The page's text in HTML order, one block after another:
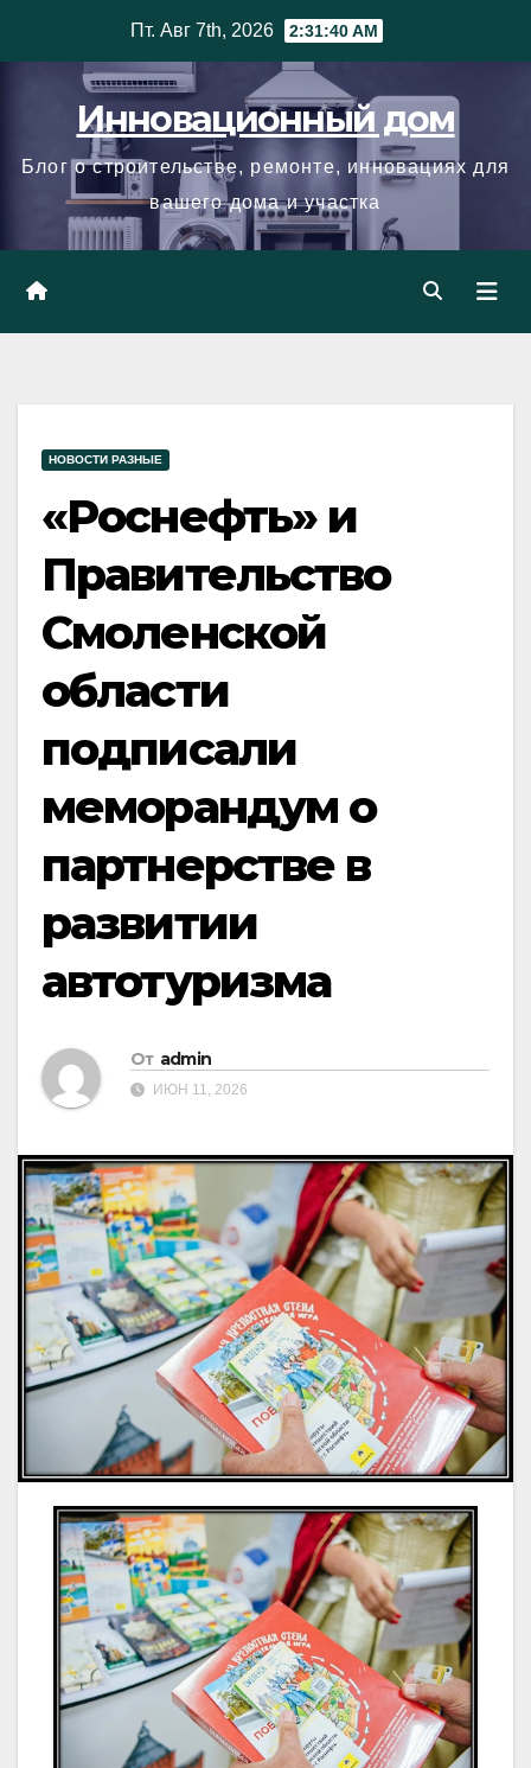
Пт. Авг 7th, 2026 2:31:41 AM
Инновационный дом
Блог о строительстве, ремонте, инновациях для
вашего дома и участка
НОВОСТИ РАЗНЫЕ
«Роснефть» и
Правительство
Смоленской
области
подписали
меморандум о
партнерстве в
развитии
автотуризма
От admin
ИЮН 11, 2026